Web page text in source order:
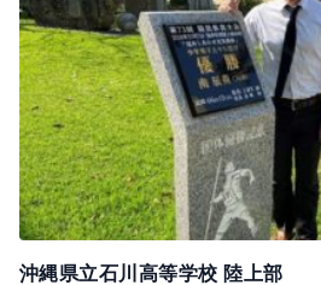
沖縄県立石川高等学校 陸上部